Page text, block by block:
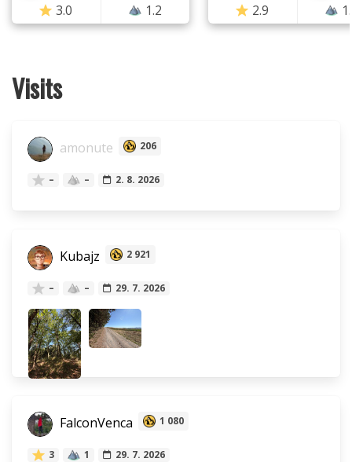
3.0
1.2
2.9
Visits
amonute 206
– – 2. 8. 2026
Kubajz 2 921
– – 29. 7. 2026
FalconVenca 1 080
3 1 29. 7. 2026